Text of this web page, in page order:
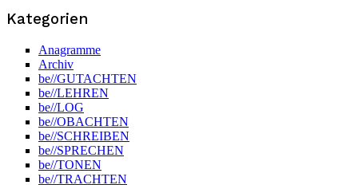
Kategorien
Anagramme
Archiv
be//GUTACHTEN
be//LEHREN
be//LOG
be//OBACHTEN
be//SCHREIBEN
be//SPRECHEN
be//TONEN
be//TRACHTEN